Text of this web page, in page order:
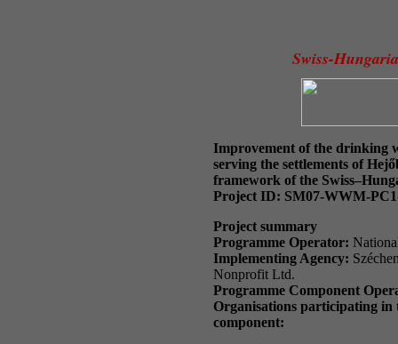
Swiss-
Improvement of the drinking
serving the settlements of
framework of the
Project ID: SM07-WWM-
Project summary
Programme Operator:
Implementing Agency:
Nonprofit Ltd.
Programme Component
Organisations participating in
component: